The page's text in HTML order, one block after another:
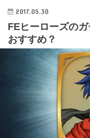
2017.05.30
FEヒーローズの
おすすめ？